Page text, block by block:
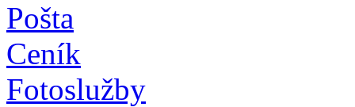
Pošta
Ceník
Fotoslužby